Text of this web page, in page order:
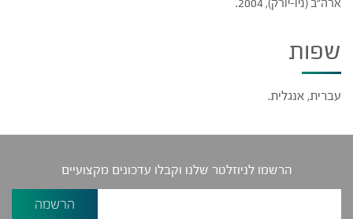
שפות
עברית, אנגלית.
הרשמו לניוזלטר שלנו וקבלו עדכונים מקצועיים